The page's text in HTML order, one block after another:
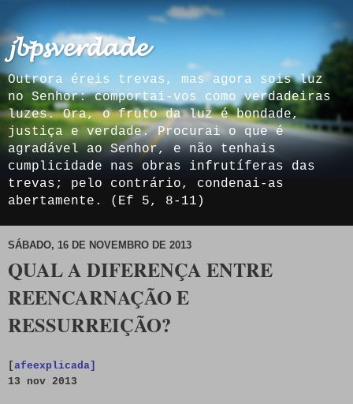
𝓳𝓫𝓹𝓼𝓿𝓮𝓻𝓭𝓪𝓭𝓮
Outrora éreis trevas, mas agora sois luz
no Senhor: comportai-vos como verdadeiras
luzes. Ora, o fruto da luz é bondade,
justiça e verdade. Procurai o que é
agradável ao Senhor, e não tenhais
cumplicidade nas obras infrutíferas das
trevas; pelo contrário, condenai-as
abertamente. (Ef 5, 8-11)
SÁBADO, 16 DE NOVEMBRO DE 2013
QUAL A DIFERENÇA ENTRE
REENCARNAÇÃO E
RESSURREIÇÃO?
[afeexplicada]
13 nov 2013